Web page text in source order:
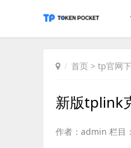
首页 > tp官网
新版tplink
作者：admin 栏目：